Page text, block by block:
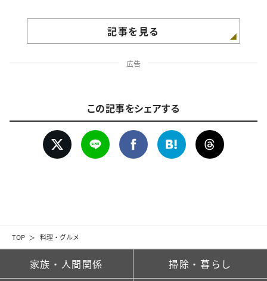
TOP 料理・グルメ
記事を見る
広告
この記事をシェアする
家族・人間関係 掃除・暮らし